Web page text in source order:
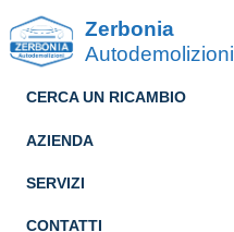
Zerbonia
Autodemolizioni
CERCA UN RICAMBIO
AZIENDA
SERVIZI
CONTATTI